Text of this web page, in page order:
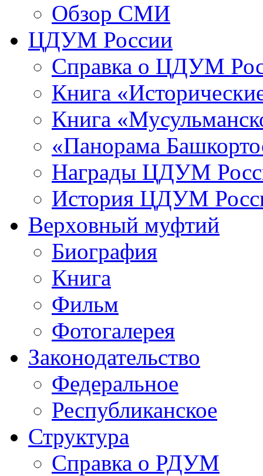
Обзор СМИ
ЦДУМ России
Справка о ЦДУМ
Книга
Книга
«Панорама
Награды ЦДУМ
История ЦДУМ
Верховный муфтий
Биография
Книга
Фильм
Фотогалерея
Законодательство
Федеральное
Республиканское
Структура
Справка о РДУМ